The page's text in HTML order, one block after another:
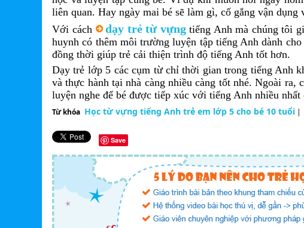
liên quan. Hay ngày mai bé sẽ làm gì, cố gắng vận
Với cách
dạy trẻ từ vựngtiếng Anh mà chúng tôi
huynh có thêm môi trường luyện tập tiếng Anh dành
đồng thời giúp trẻ cải thiện trình độ tiếng Anh tốt hơn.
Dạy trẻ lớp 5 các cụm từ chỉ thời gian trong tiếng Anh
và thực hành tại nhà càng nhiều càng tốt nhé. Ngoài ra,
luyện nghe để bé được tiếp xúc với tiếng Anh nhiều nhất
Từ khóa Học từ vựng tiếng Anh trẻ em lớp 5 cho bé 10 tuổi |
Save